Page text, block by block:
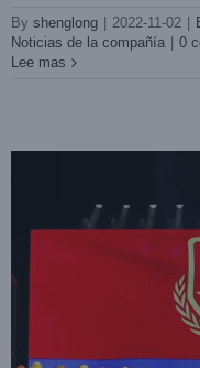
By shenglong | 2022-11-02 |
Noticias de la compañía | 0
Lee mas
Noticias de casos